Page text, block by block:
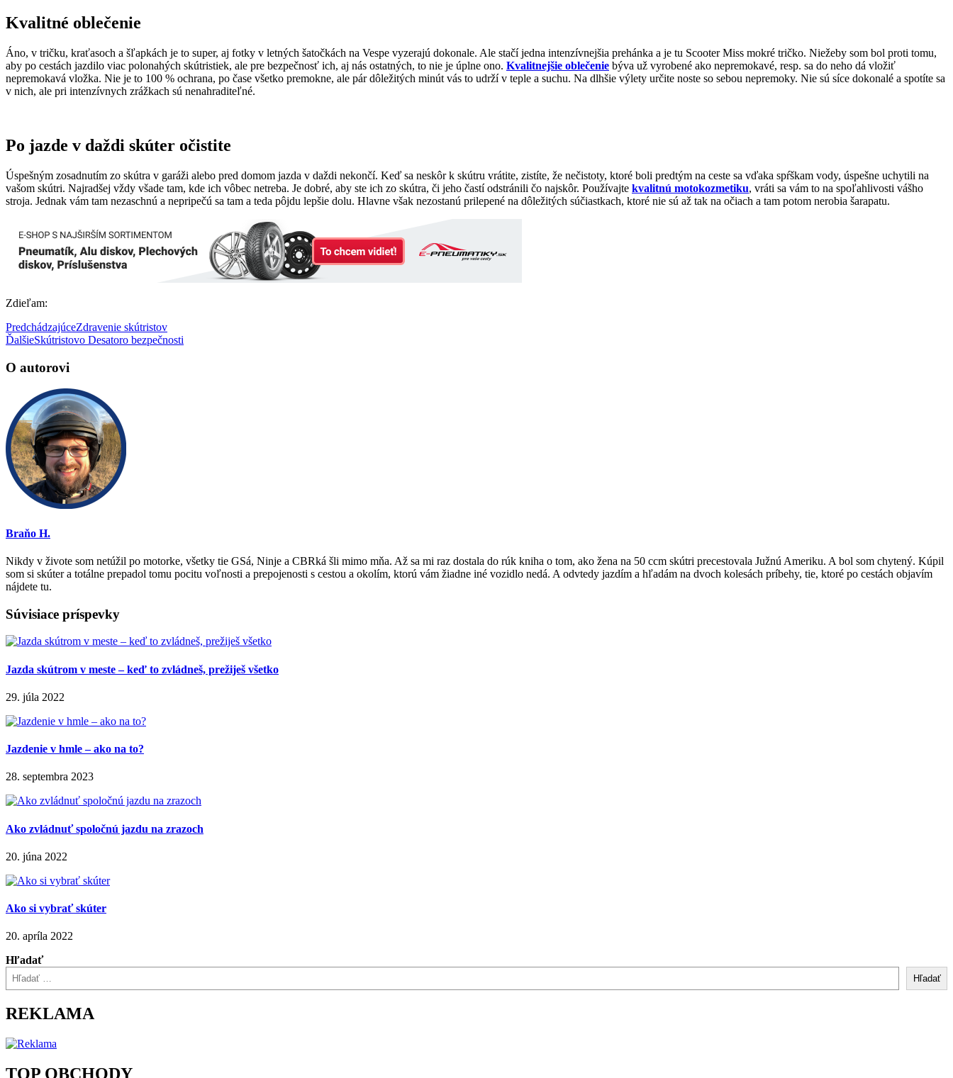
Kvalitné oblečenie
Áno, v tričku, kraťasoch a šľapkách je to super, aj fotky v letných šatočkách na Vespe vyzerajú dokonale. Ale stačí jedna intenzívnejšia prehánka a je tu Scooter Miss mokré tričko. Niežeby som bol proti tomu,
aby po cestách jazdilo viac polonahých skútristiek, ale pre bezpečnosť ich, aj nás ostatných, to nie je úplne ono. Kvalitnejšie oblečenie býva už vyrobené ako nepremokavé, resp. sa do neho dá vložiť
nepremokavá vložka. Nie je to 100 % ochrana, po čase všetko premokne, ale pár dôležitých minút vás to udrží v teple a suchu. Na dlhšie výlety určite noste so sebou nepremoky. Nie sú síce dokonalé a spotíte sa
v nich, ale pri intenzívnych zrážkach sú nenahraditeľné.
Po jazde v daždi skúter očistite
Úspešným zosadnutím zo skútra v garáži alebo pred domom jazda v daždi nekončí. Keď sa neskôr k skútru vrátite, zistíte, že nečistoty, ktoré boli predtým na ceste sa vďaka spŕškam vody, úspešne uchytili na
vašom skútri. Najradšej vždy všade tam, kde ich vôbec netreba. Je dobré, aby ste ich zo skútra, či jeho častí odstránili čo najskôr. Používajte kvalitnú motokozmetiku, vráti sa vám to na spoľahlivosti vášho
stroja. Jednak vám tam nezaschnú a nepripečú sa tam a teda pôjdu lepšie dolu. Hlavne však nezostanú prilepené na dôležitých súčiastkach, ktoré nie sú až tak na očiach a tam potom nerobia šarapatu.
Zdieľam:
PredchádzajúceZdravenie skútristov
ĎalšieSkútristovo Desatoro bezpečnosti
O autorovi
Braňo H.
Nikdy v živote som netúžil po motorke, všetky tie GSá, Ninje a CBRká šli mimo mňa. Až sa mi raz dostala do rúk kniha o tom, ako žena na 50 ccm skútri precestovala Južnú Ameriku. A bol som chytený. Kúpil
som si skúter a totálne prepadol tomu pocitu voľnosti a prepojenosti s cestou a okolím, ktorú vám žiadne iné vozidlo nedá. A odvtedy jazdím a hľadám na dvoch kolesách príbehy, tie, ktoré po cestách objavím
nájdete tu.
Súvisiace príspevky
Jazda skútrom v meste – keď to zvládneš, prežiješ všetko
29. júla 2022
Jazdenie v hmle – ako na to?
28. septembra 2023
Ako zvládnuť spoločnú jazdu na zrazoch
20. júna 2022
Ako si vybrať skúter
20. apríla 2022
Hľadať
Hľadať
REKLAMA
TOP OBCHODY